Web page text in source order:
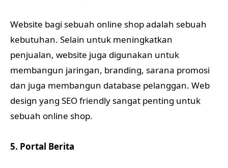
Website bagi sebuah online shop adalah sebuah
kebutuhan. Selain untuk meningkatkan
penjualan, website juga digunakan untuk
membangun jaringan, branding, sarana promosi
dan juga membangun database pelanggan. Web
design yang SEO friendly sangat penting untuk
sebuah online shop.
5. Portal Berita